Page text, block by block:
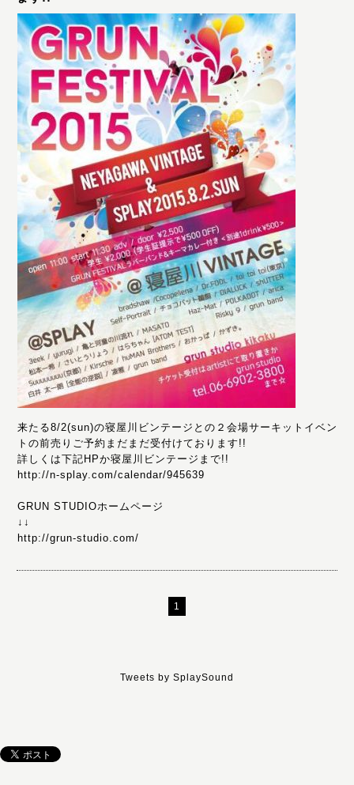
来たる8/2(sun)の寝屋川ビンテージとの２会場サーキットイベン
トの前売りご予約まだまだ受付けております!!
詳しくは下記HPか寝屋川ビンテージまで!!
http://n-splay.com/calendar/945639
GRUN STUDIOホームページ
↓↓
http://grun-studio.com/
1
Tweets by SplaySound